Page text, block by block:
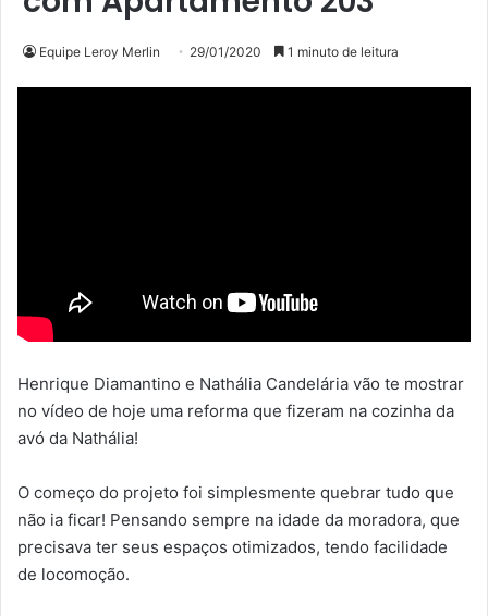
Equipe Leroy Merlin 29/01/2020 1 minuto de leitura
Henrique Diamantino e Nathália Candelária vão te mostrar
no vídeo de hoje uma reforma que fizeram na cozinha da
avó da Nathália!
O começo do projeto foi simplesmente quebrar tudo que
não ia ficar! Pensando sempre na idade da moradora, que
precisava ter seus espaços otimizados, tendo facilidade
de locomoção.